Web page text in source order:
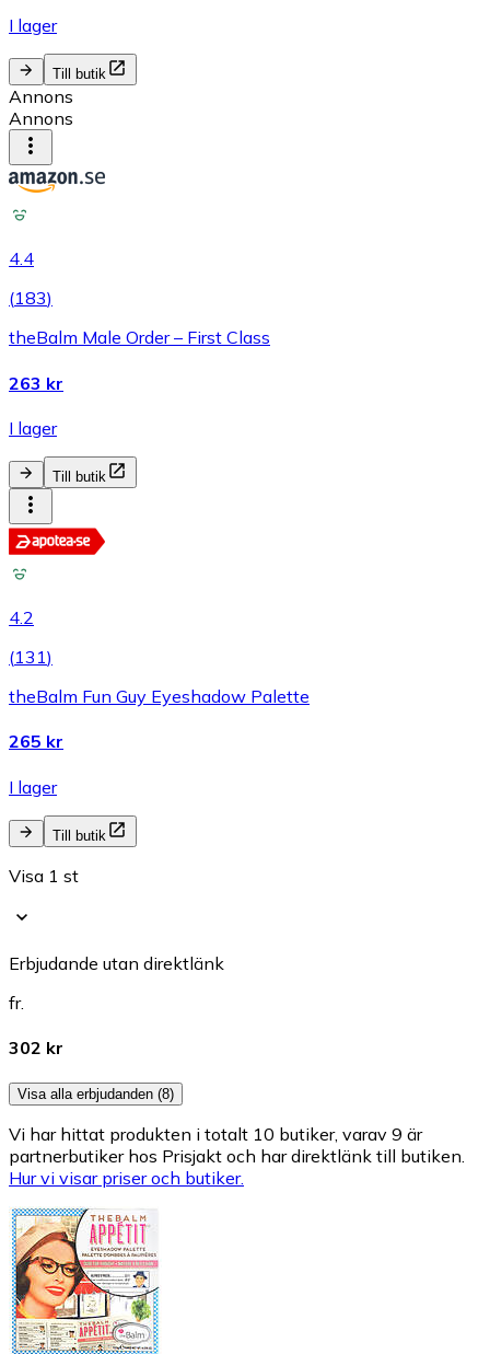
I lager
Till butik
Annons
Annons
4.4
(183)
theBalm Male Order – First Class
263 kr
I lager
Till butik
4.2
(131)
theBalm Fun Guy Eyeshadow Palette
265 kr
I lager
Till butik
Visa 1 st
Erbjudande utan direktlänk
fr.
302 kr
Visa alla erbjudanden (8)
Vi har hittat produkten i totalt 10 butiker, varav 9 är
partnerbutiker hos Prisjakt och har direktlänk till butiken.
Hur vi visar priser och butiker.